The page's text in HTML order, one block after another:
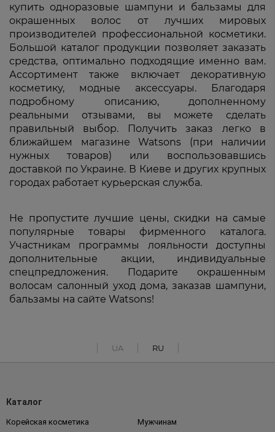
купить одноразовые шампуни и бальзамы для
окрашенных волос от лучших мировых
производителей профессиональной косметики.
Большой каталог продукции позволяет заказать
средства, оптимально подходящие именно вам.
Ассортимент также включает декоративную
косметику, модные аксессуары. Благодаря
подробному описанию, дополненному
реальными отзывами, вы можете сделать
правильный выбор. Получить заказ легко в
ближайшем магазине Watsons (при наличии
нужных товаров) или воспользовавшись
доставкой по Украине. В Киеве и других крупных
городах работает курьерская служба.
Не пропустите лучшие цены, скидки на самые
популярные товары фирменного каталога.
Участникам программы лояльности доступны
дополнительные акции, индивидуальные
спецпредложения. Подарите окрашенным
волосам салонный уход дома, заказав шампуни,
бальзамы на сайте Watsons!
UA RU
Каталог
Корейская косметика Мужчинам